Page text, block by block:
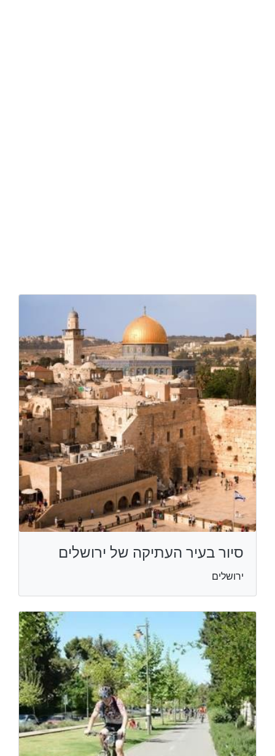
סיור בעיר העתיקה של ירושלים
ירושלים